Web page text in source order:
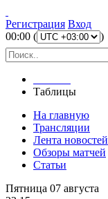
Регистрация Вход
00:00 ( )
Таблицы
На главную
Трансляции
Лента новостей
Обзоры матчей
Статьи
Пятница 07 августа